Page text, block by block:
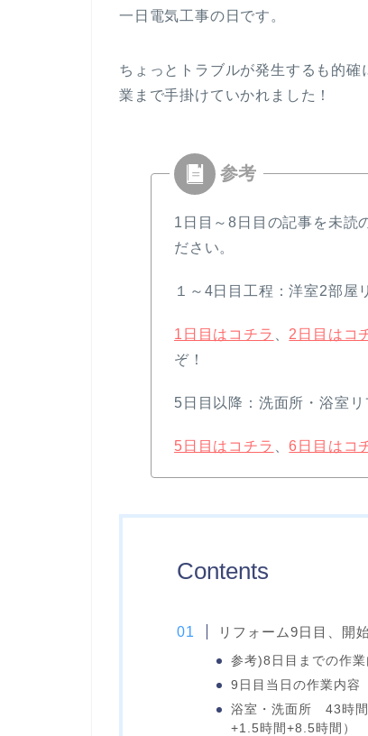
一日電気工事の日です。
ちょっとトラブルが発生するも的
業まで手掛けていかれました！
1日目～8日目の記事を未読
ださい。
１～4日目工程：洋室2部屋
1日目はコチラ 2日目はコ
ぞ！
5日目以降：洗面所・浴室リ
5日目はコチラ 、6日目はコ
Contents
リフォーム9日目、開
参考)8日目までの作業
9日目当日の作業内容
浴室・洗面所 43時間
+1.5時間+8.5時間）